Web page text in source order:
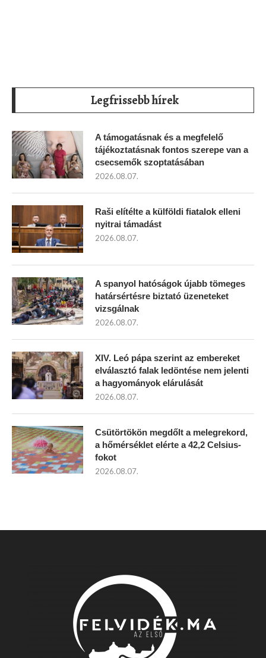
Legfrissebb hírek
A támogatásnak és a megfelelő
tájékoztatásnak fontos szerepe van a
csecsemők szoptatásában
2026.08.07.
Raši elítélte a külföldi fiatalok elleni
nyitrai támadást
2026.08.07.
A spanyol hatóságok újabb tömeges
határsértésre biztató üzeneteket
vizsgálnak
2026.08.07.
XIV. Leó pápa szerint az embereket
elválasztó falak ledöntése nem jelenti
a hagyományok elárulását
2026.08.07.
Csütörtökön megdőlt a melegrekord,
a hőmérséklet elérte a 42,2 Celsius-
fokot
2026.08.07.